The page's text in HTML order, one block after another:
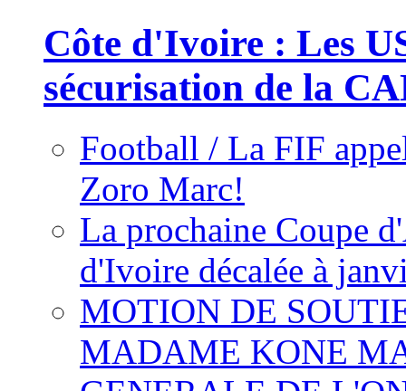
Côte d'Ivoire : Les
sécurisation de la
Football / La FIF
Zoro Marc!
La prochaine Coupe
d'Ivoire décalée à
MOTION DE
MADAME KONE